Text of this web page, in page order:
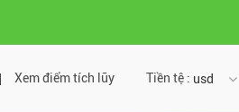
Tiền tệ : usd
Xem điểm tích lũy